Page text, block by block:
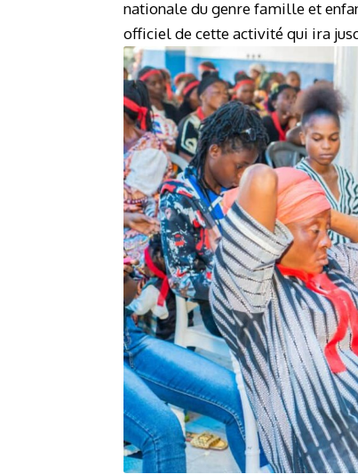
nationale du genre famille et
officiel de cette activité qui ira